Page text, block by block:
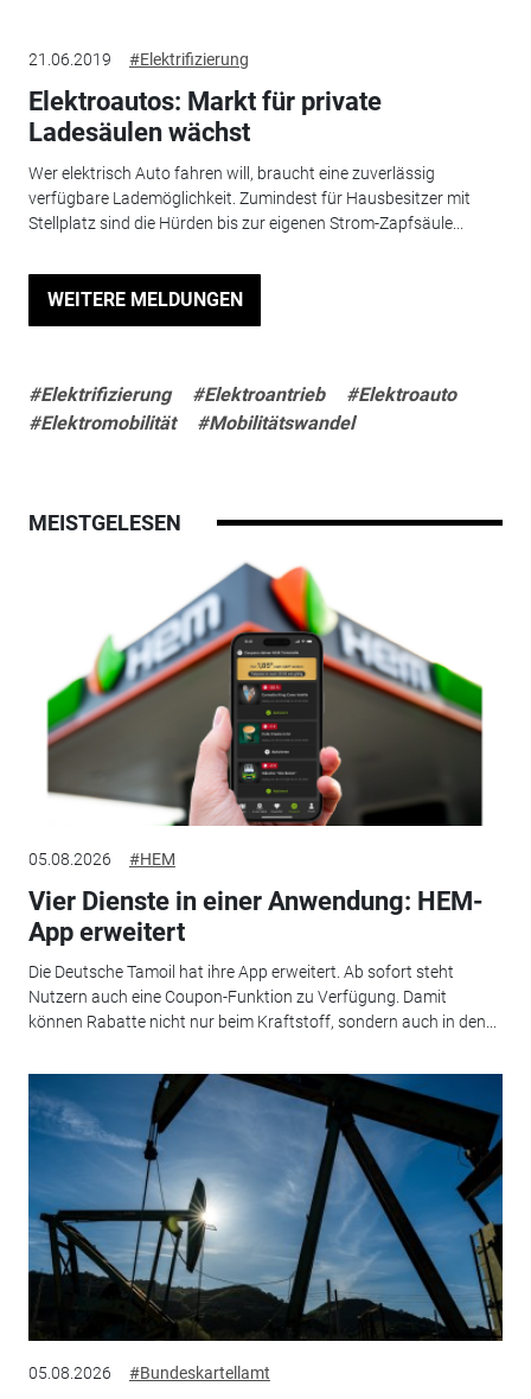
21.06.2019 #Elektrifizierung
Elektroautos: Markt für private
Ladesäulen wächst
Wer elektrisch Auto fahren will, braucht eine zuverlässig
verfügbare Lademöglichkeit. Zumindest für Hausbesitzer mit
Stellplatz sind die Hürden bis zur eigenen Strom-Zapfsäule...
WEITERE MELDUNGEN
#Elektrifizierung #Elektroantrieb
#Elektroauto
#Elektromobilität
#Mobilitätswandel
MEISTGELESEN
05.08.2026 #HEM
Vier Dienste in einer Anwendung: HEM-
App erweitert
Die Deutsche Tamoil hat ihre App erweitert. Ab sofort steht
Nutzern auch eine Coupon-Funktion zu Verfügung. Damit
können Rabatte nicht nur beim Kraftstoff, sondern auch in den...
05.08.2026 #Bundeskartellamt